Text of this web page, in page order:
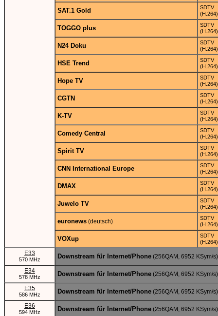
SAT.1 Gold
SDTV
(H.264)
TOGGO plus
SDTV
(H.264)
N24 Doku
SDTV
(H.264)
HSE Trend
SDTV
(H.264)
Hope TV
SDTV
(H.264)
CGTN
SDTV
(H.264)
K-TV
SDTV
(H.264)
Comedy Central
SDTV
(H.264)
Spirit TV
SDTV
(H.264)
CNN International Europe
SDTV
(H.264)
DMAX
SDTV
(H.264)
Juwelo TV
SDTV
(H.264)
euronews (deutsch)
SDTV
(H.264)
VOXup
SDTV
(H.264)
E33
570 MHz Downstream für Internet/Phone (256QAM, 6952 KSym/
E34
578 MHz Downstream für Internet/Phone (256QAM, 6952 KSym/
E35
586 MHz Downstream für Internet/Phone (256QAM, 6952 KSym/
E36
594 MHz Downstream für Internet/Phone (256QAM, 6952 KSym/